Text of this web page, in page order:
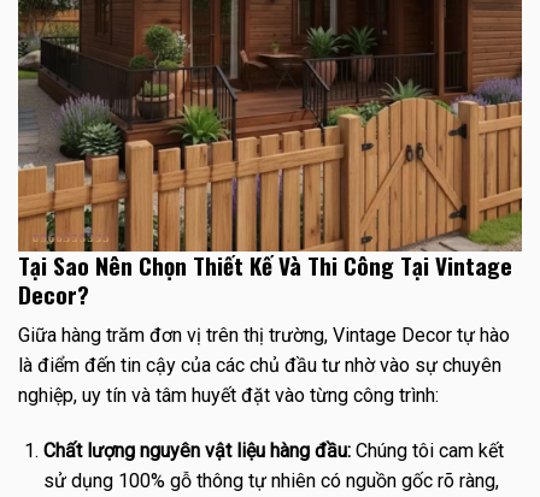
Tại Sao Nên Chọn Thiết Kế Và Thi Công Tại Vintage
Decor?
Giữa hàng trăm đơn vị trên thị trường, Vintage Decor tự hào
là điểm đến tin cậy của các chủ đầu tư nhờ vào sự chuyên
nghiệp, uy tín và tâm huyết đặt vào từng công trình:
Chất lượng nguyên vật liệu hàng đầu:Chúng tôi cam kết
sử dụng 100% gỗ thông tự nhiên có nguồn gốc rõ ràng,